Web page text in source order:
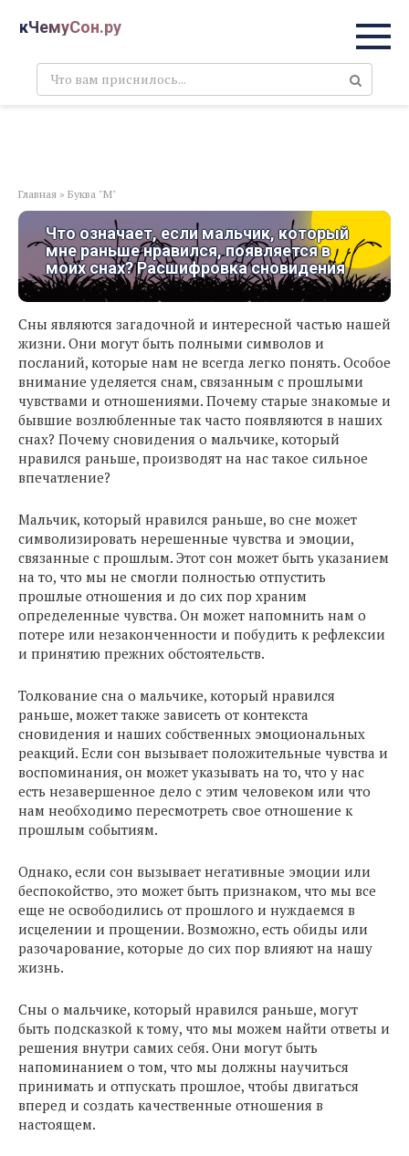
кЧемуСон.ру
Поиск:
Главная » Буква "М"
Что означает, если мальчик, который
мне раньше нравился, появляется в
моих снах? Расшифровка сновидения
Сны являются загадочной и интересной частью нашей
жизни. Они могут быть полными символов и
посланий, которые нам не всегда легко понять. Особое
внимание уделяется снам, связанным с прошлыми
чувствами и отношениями. Почему старые знакомые и
бывшие возлюбленные так часто появляются в наших
снах? Почему сновидения о мальчике, который
нравился раньше, производят на нас такое сильное
впечатление?
Мальчик, который нравился раньше, во сне может
символизировать нерешенные чувства и эмоции,
связанные с прошлым. Этот сон может быть указанием
на то, что мы не смогли полностью отпустить
прошлые отношения и до сих пор храним
определенные чувства. Он может напомнить нам о
потере или незаконченности и побудить к рефлексии
и принятию прежних обстоятельств.
Толкование сна о мальчике, который нравился
раньше, может также зависеть от контекста
сновидения и наших собственных эмоциональных
реакций. Если сон вызывает положительные чувства и
воспоминания, он может указывать на то, что у нас
есть незавершенное дело с этим человеком или что
нам необходимо пересмотреть свое отношение к
прошлым событиям.
Однако, если сон вызывает негативные эмоции или
беспокойство, это может быть признаком, что мы все
еще не освободились от прошлого и нуждаемся в
исцелении и прощении. Возможно, есть обиды или
разочарование, которые до сих пор влияют на нашу
жизнь.
Сны о мальчике, который нравился раньше, могут
быть подсказкой к тому, что мы можем найти ответы и
решения внутри самих себя. Они могут быть
напоминанием о том, что мы должны научиться
принимать и отпускать прошлое, чтобы двигаться
вперед и создать качественные отношения в
настоящем.